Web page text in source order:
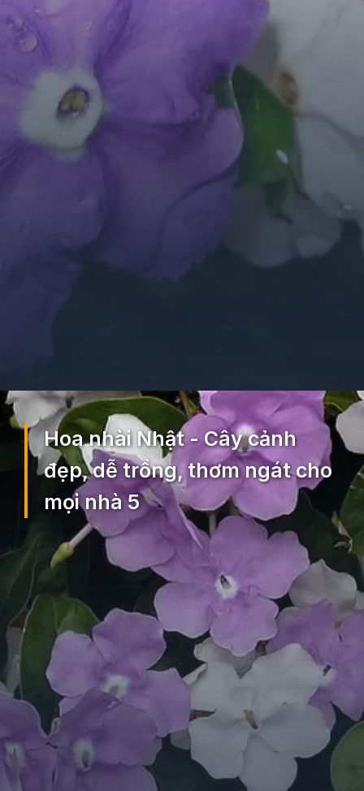
Đang mở https://ocopaz.vn/hoa-nhai-nhat-300
Hoa nhài Nhật - Cây cảnh
đẹp, dễ trồng, thơm ngát cho
mọi nhà 5